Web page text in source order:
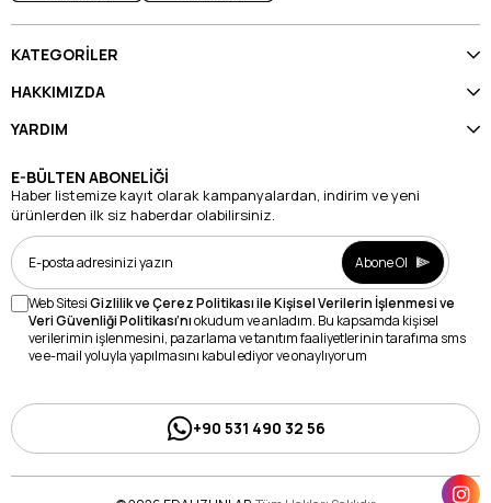
KATEGORİLER
HAKKIMIZDA
YARDIM
E-BÜLTEN ABONELİĞİ
Haber listemize kayıt olarak kampanyalardan, indirim ve yeni
ürünlerden ilk siz haberdar olabilirsiniz.
Abone Ol
Web SitesiGizlilik ve Çerez Politikası ile Kişisel Verilerin İşlenmesi ve
Veri Güvenliği Politikası’nıokudum ve anladım. Bu kapsamda kişisel
verilerimin işlenmesini, pazarlama ve tanıtım faaliyetlerinin tarafıma sms
ve e-mail yoluyla yapılmasını kabul ediyor ve onaylıyorum
+90 531 490 32 56